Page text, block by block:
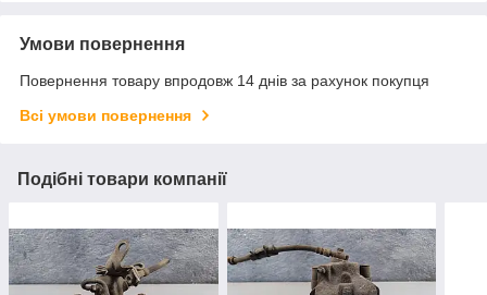
Умови повернення
Повернення товару впродовж 14 днів за рахунок покупця
Всі умови повернення
Подібні товари компанії